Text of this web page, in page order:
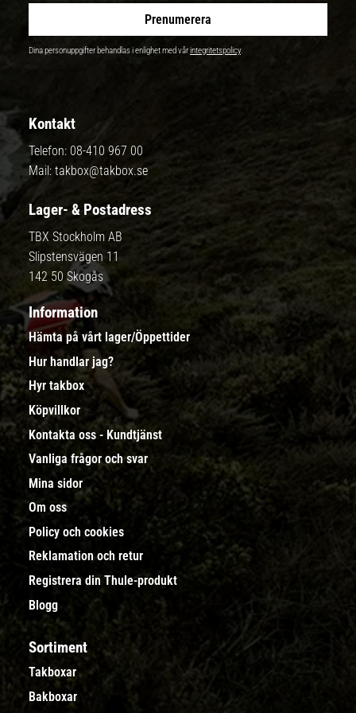
Prenumerera
Dina personuppgifter behandlas i enlighet med vårintegritetspolicy.
Kontakt
Telefon: 08-410 967 00
Mail: takbox@takbox.se
Lager- & Postadress
TBX Stockholm AB
Slipstensvägen 11
142 50 Skogås
Information
Hämta på vårt lager/Öppettider
Hur handlar jag?
Hyr takbox
Köpvillkor
Kontakta oss - Kundtjänst
Vanliga frågor och svar
Mina sidor
Om oss
Policy och cookies
Reklamation och retur
Registrera din Thule-produkt
Blogg
Sortiment
Takboxar
Bakboxar